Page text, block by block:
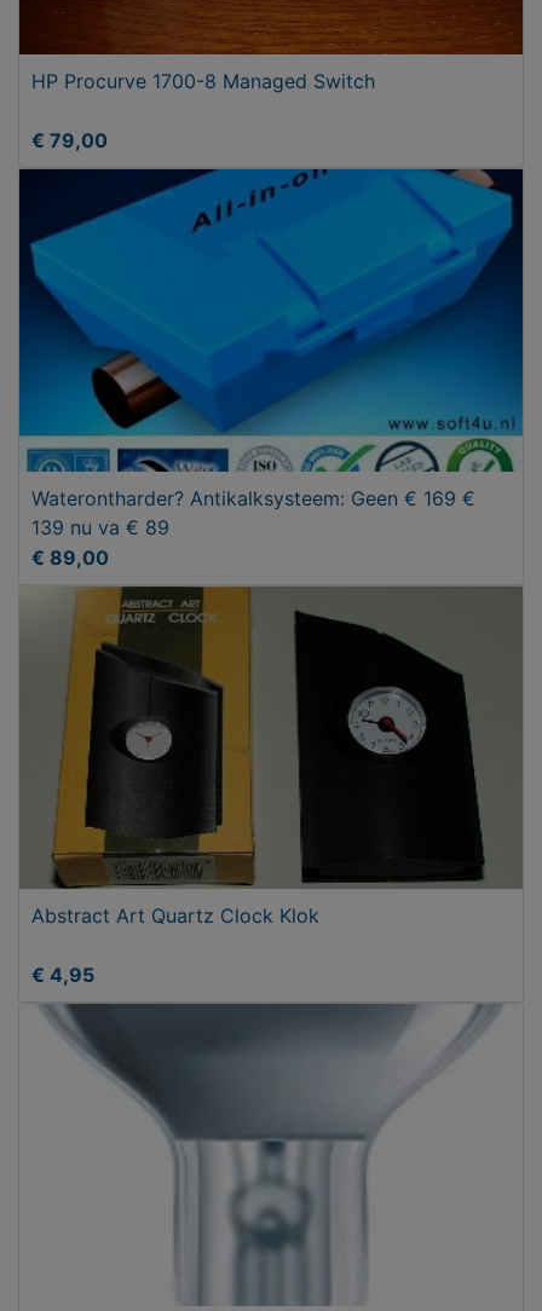
HP Procurve 1700-8 Managed Switch
€ 79,00
Waterontharder? Antikalksysteem: Geen € 169 €
139 nu va € 89
€ 89,00
Abstract Art Quartz Clock Klok
€ 4,95